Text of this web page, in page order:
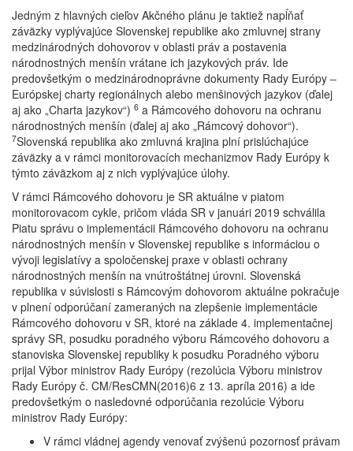
Jedným z hlavných cieľov Akčného plánu je taktiež napĺňať
záväzky vyplývajúce Slovenskej republike ako zmluvnej strany
medzinárodných dohovorov v oblasti práv a postavenia
národnostných menšín vrátane ich jazykových práv. Ide
predovšetkým o medzinárodnoprávne dokumenty Rady Európy ‒
Európskej charty regionálnych alebo menšinových jazykov (ďalej
aj ako „Charta jazykov“) 6 a Rámcového dohovoru na ochranu
národnostných menšín (ďalej aj ako „Rámcový dohovor“).
7Slovenská republika ako zmluvná krajina plní prislúchajúce
záväzky a v rámci monitorovacích mechanizmov Rady Európy k
týmto záväzkom aj z nich vyplývajúce úlohy.
V rámci Rámcového dohovoru je SR aktuálne v piatom
monitorovacom cykle, pričom vláda SR v januári 2019 schválila
Piatu správu o implementácii Rámcového dohovoru na ochranu
národnostných menšín v Slovenskej republike s informáciou o
vývoji legislatívy a spoločenskej praxe v oblasti ochrany
národnostných menšín na vnútroštátnej úrovni. Slovenská
republika v súvislosti s Rámcovým dohovorom aktuálne pokračuje
v plnení odporúčaní zameraných na zlepšenie implementácie
Rámcového dohovoru v SR, ktoré na základe 4. implementačnej
správy SR, posudku poradného výboru Rámcového dohovoru a
stanoviska Slovenskej republiky k posudku Poradného výboru
prijal Výbor ministrov Rady Európy (rezolúcia Výboru ministrov
Rady Európy č. CM/ResCMN(2016)6 z 13. apríla 2016) a ide
predovšetkým o nasledovné odporúčania rezolúcie Výboru
ministrov Rady Európy:
V rámci vládnej agendy venovať zvýšenú pozornosť právam